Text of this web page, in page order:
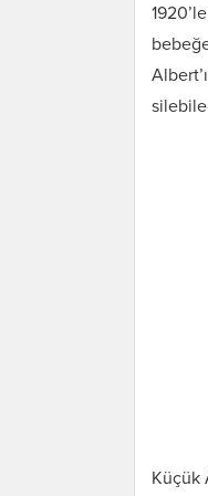
Küçük